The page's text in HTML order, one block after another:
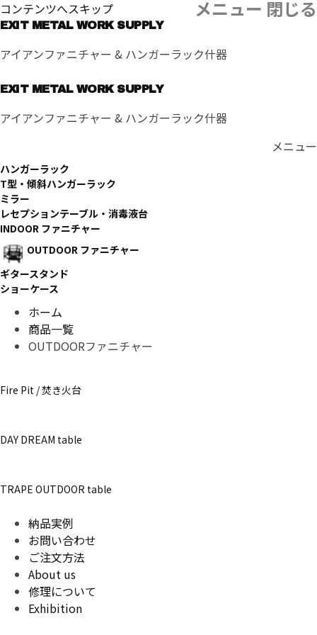
コンテンツへスキップ メニュー 閉じる
EXIT METAL WORK SUPPLY
アイアンファニチャー & ハンガーラック什器
EXIT METAL WORK SUPPLY
アイアンファニチャー & ハンガーラック什器
メニュー
ハンガーラック
T型・傾斜ハンガーラック
ミラー
レセプションテーブル・消毒液台
INDOOR ファニチャー
OUTDOOR ファニチャー
ギタースタンド
ショーケース
ホーム
商品一覧
OUTDOORファニチャー
Fire Pit / 焚き火台
DAY DREAM table
TRAPE OUTDOOR table
納品実例
お問い合わせ
ご注文方法
About us
修理について
Exhibition